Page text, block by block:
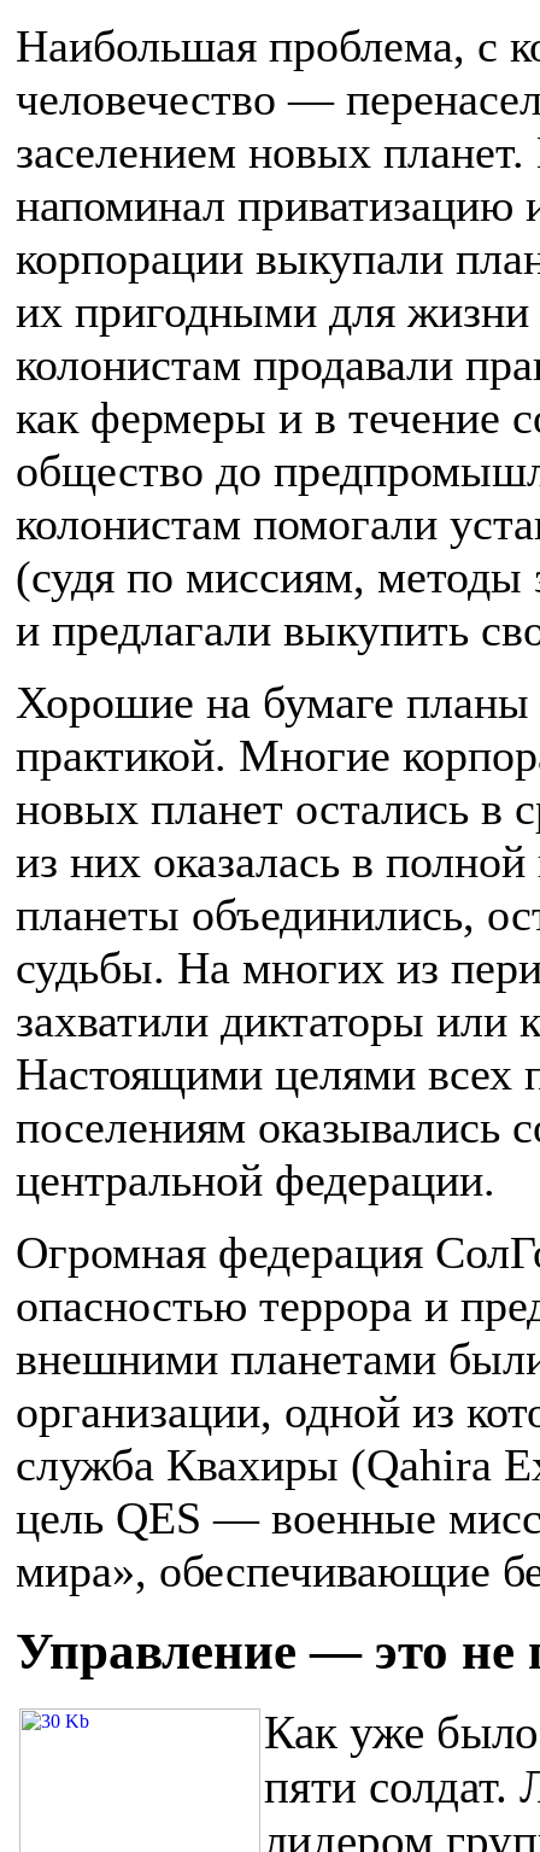
Наибольшая проблема, с
человечество —
заселением новых
напоминал приватизацию
корпорации выкупали
их пригодными для
колонистам продавали
как фермеры и в течение
общество до
колонистам помогали
(судя по миссиям, методы
и предлагали выкупить
Хорошие на бумаге
практикой. Многие
новых планет остались в
из них оказалась в
планеты объединились,
судьбы. На многих из
захватили диктаторы
Настоящими целями всех
поселениям оказывались
центральной федерации.
Огромная федерация
опасностью террора и
внешними планетами
организации, одной из
служба Квахиры (Qahira
цель QES — военные
мира», обеспечивающие
Управление — это не
Как уже было
пяти солдат.
лидером